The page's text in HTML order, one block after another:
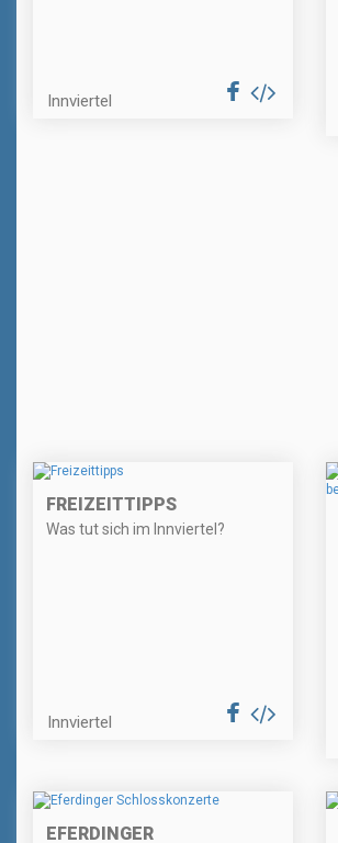
Innviertel
FREIZEITTIPPS
Was tut sich im Innviertel?
Innviertel
EFERDINGER